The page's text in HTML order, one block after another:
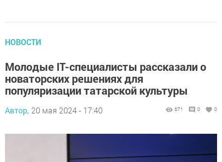
НОВОСТИ
Молодые IT-специалисты рассказали о
новаторских решениях для
популяризации татарской культуры
Автор, 20 мая 2024 - 17:40 671 0 0